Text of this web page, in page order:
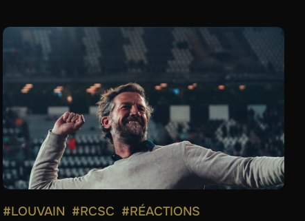
#LOUVAIN #RCSC #RÉACTIONS